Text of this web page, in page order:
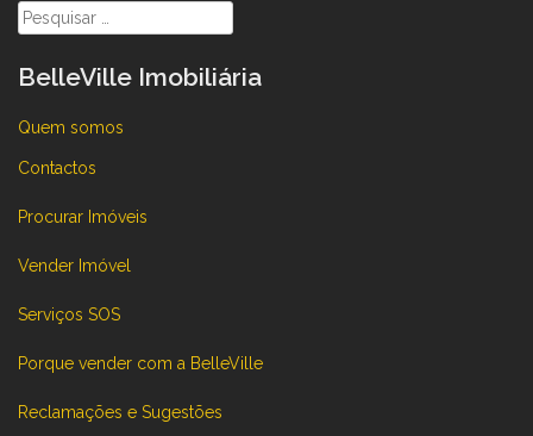
Pesquisar
por:
BelleVille Imobiliária
Quem somos
Contactos
Procurar Imóveis
Vender Imóvel
Serviços SOS
Porque vender com a BelleVille
Reclamações e Sugestões